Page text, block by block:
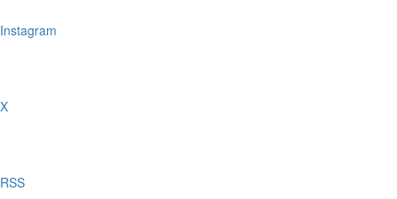
Instagram
X
RSS